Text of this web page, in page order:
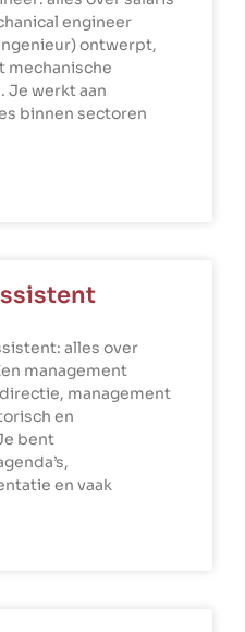
engineer
ontwerpt,
mechanische
Je werkt aan
binnen sectoren
alles over
management
management
en
bent
en vaak